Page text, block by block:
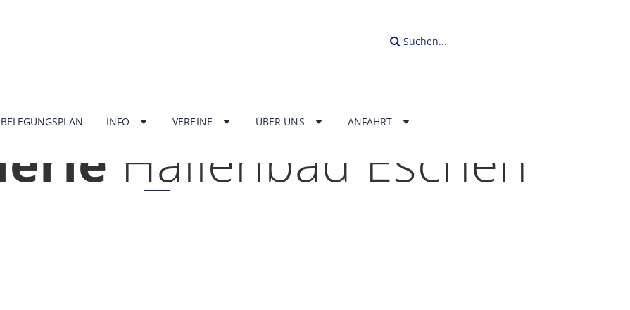
Suchen...
BELEGUNGSPLAN INFO VEREINE ÜBER UNS
ANFAHRT
Hallenbad Eschen